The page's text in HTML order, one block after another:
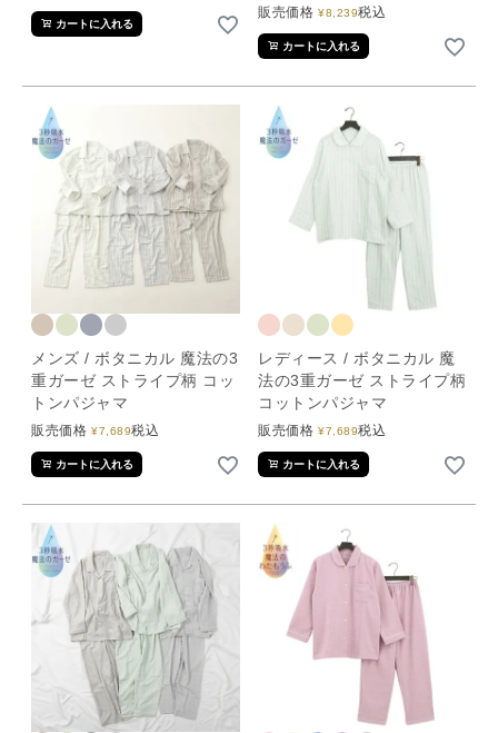
カートに入れる
販売価格 ¥8,239税込
カートに入れる
メンズ / ボタニカル 魔法の3
重ガーゼ ストライプ柄 コッ
トンパジャマ
販売価格 ¥7,689税込
カートに入れる
レディース / ボタニカル 魔
法の3重ガーゼ ストライプ柄
コットンパジャマ
販売価格 ¥7,689税込
カートに入れる